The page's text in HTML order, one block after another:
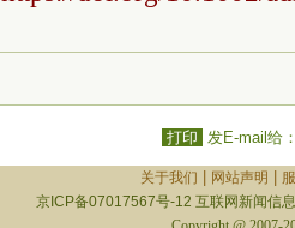
打印 发E-mail给
关于我们 网站声明
京ICP备07017567号-12 互联网新闻信